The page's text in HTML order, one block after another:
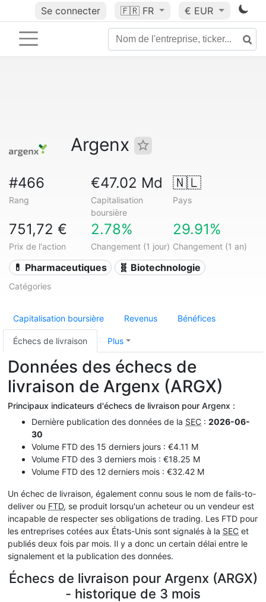
Se connecter 🇫🇷 FR € EUR
Argenx
#466
Rang
€47.02 Md
Capitalisation
boursière
🇳🇱
Pays
751,72 €
Prix de l'action
2.78%
Changement (1 jour)
29.91%
Changement (1 an)
💊 Pharmaceutiques 🧬 Biotechnologie
Catégories
Capitalisation boursière Revenus Bénéfices
Échecs de livraison Plus
Données des échecs de
livraison de Argenx (ARGX)
Principaux indicateurs d'échecs de livraison pour Argenx :
Dernière publication des données de la SEC : 2026-06-
30
Volume FTD des 15 derniers jours : €4.11 M
Volume FTD des 3 derniers mois : €18.25 M
Volume FTD des 12 derniers mois : €32.42 M
Un échec de livraison, également connu sous le nom de fails-to-
deliver ou FTD, se produit lorsqu'un acheteur ou un vendeur est
incapable de respecter ses obligations de trading. Les FTD pour
les entreprises cotées aux États-Unis sont signalés à la SEC et
publiés deux fois par mois. Il y a donc un certain délai entre le
signalement et la publication des données.
Échecs de livraison pour Argenx (ARGX)
- historique de 3 mois